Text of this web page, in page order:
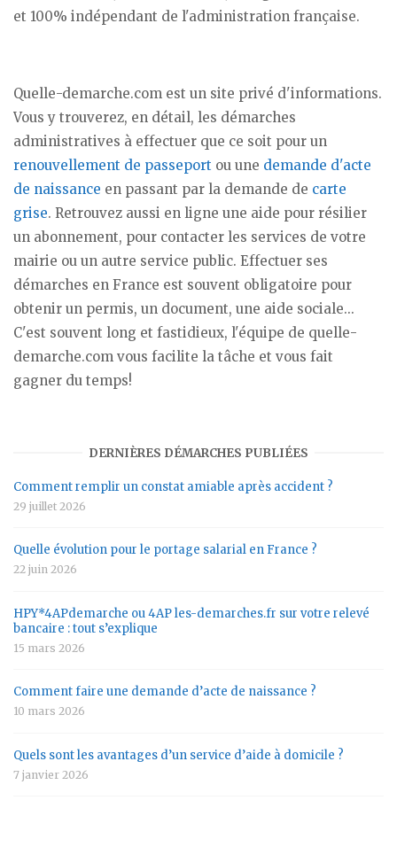
et 100% indépendant de l'administration française.
Quelle-demarche.com est un site privé d'informations.
Vous y trouverez, en détail, les démarches
administratives à effectuer que ce soit pour un
renouvellement de passeport ou une demande d'acte
de naissance en passant par la demande de carte
grise. Retrouvez aussi en ligne une aide pour résilier
un abonnement, pour contacter les services de votre
mairie ou un autre service public. Effectuer ses
démarches en France est souvent obligatoire pour
obtenir un permis, un document, une aide sociale...
C'est souvent long et fastidieux, l'équipe de quelle-
demarche.com vous facilite la tâche et vous fait
gagner du temps!
DERNIÈRES DÉMARCHES PUBLIÉES
Comment remplir un constat amiable après accident ?
29 juillet 2026
Quelle évolution pour le portage salarial en France ?
22 juin 2026
HPY*4APdemarche ou 4AP les-demarches.fr sur votre relevé
bancaire : tout s’explique
15 mars 2026
Comment faire une demande d’acte de naissance ?
10 mars 2026
Quels sont les avantages d’un service d’aide à domicile ?
7 janvier 2026